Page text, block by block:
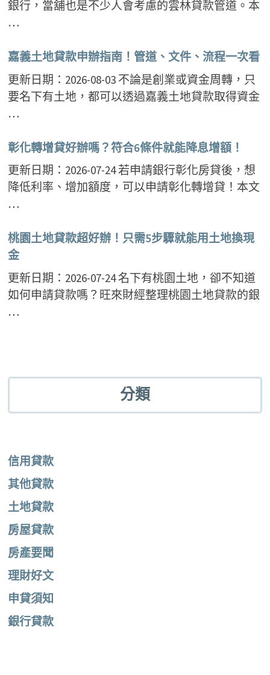
銀行，當舖也是不少人會考慮的雲林貸款管道。本
…
嘉義土地貸款申辦指南！管道、文件、流程一次看
更新日期：2026-08-03 不論是創業或資金周轉，只
要名下有土地，都可以透過嘉義土地貸款取得資金
…
彰化轉增貸好辦嗎？符合6條件就能降息增額！
更新日期：2026-07-24 若申請銀行彰化房貸後，想
降低利率、增加額度，可以申請彰化轉增貸！本文
…
桃園土地貸款超好辦！只需5步驟就能用土地換現
金
更新日期：2026-07-24 名下有桃園土地，卻不知道
如何申請貸款嗎？旺來財經整理桃園土地貸款的銀
…
分類
信用貸款
其他貸款
土地貸款
房屋貸款
房產要聞
理財好文
申貸須知
銀行貸款